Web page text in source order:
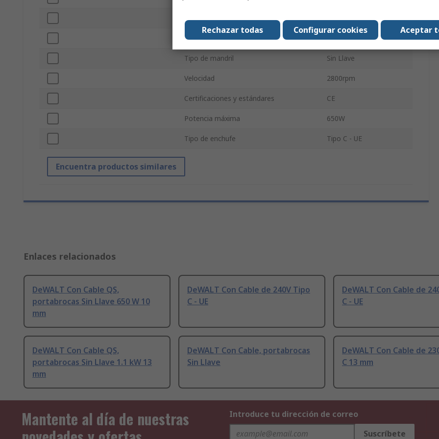
Serie DWD024KS
Tamaño del Portabrocas 13mm
Tipo de mandril Sin Llave
Velocidad 2800rpm
Certificaciones y estándares CE
Potencia máxima 650W
Tipo de enchufe Tipo C - UE
Encuentra productos similares
Enlaces relacionados
DeWALT Con Cable QS,
portabrocas Sin Llave 650 W 10
mm
DeWALT Con Cable de 240V Tipo
C - UE
DeWALT Con Cable de
C - UE
DeWALT Con Cable QS,
portabrocas Sin Llave 1.1 kW 13
mm
DeWALT Con Cable, portabrocas
Sin Llave
DeWALT Con Cable de
C 13 mm
Mantente al día de nuestras
Introduce tu dirección de correo
Suscríbete
Aceptar
Configurar cookies
Rechazar todas